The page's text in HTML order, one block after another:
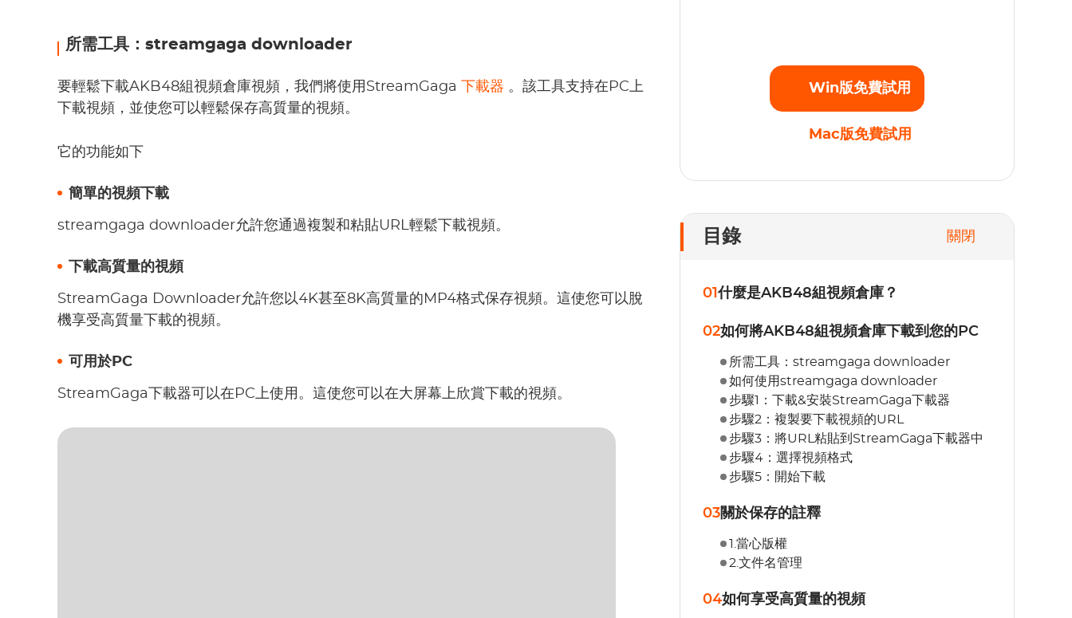
所需工具：streamgaga downloader
要輕鬆下載AKB48組視頻倉庫視頻，我們將使用StreamGaga 下載器 。該工具支持在PC上
下載視頻，並使您可以輕鬆保存高質量的視頻。
它的功能如下
簡單的視頻下載
streamgaga downloader允許您通過複製和粘貼URL輕鬆下載視頻。
下載高質量的視頻
StreamGaga Downloader允許您以4K甚至8K高質量的MP4格式保存視頻。這使您可以脫
機享受高質量下載的視頻。
可用於PC
StreamGaga下載器可以在PC上使用。這使您可以在大屏幕上欣賞下載的視頻。
Win版免費試用
Mac版免費試用
目錄 關閉
01什麼是AKB48組視頻倉庫？
02如何將AKB48組視頻倉庫下載到您的PC
所需工具：streamgaga downloader
如何使用streamgaga downloader
步驟1：下載&安裝StreamGaga下載器
步驟2：複製要下載視頻的URL
步驟3：將URL粘貼到StreamGaga下載器中
步驟4：選擇視頻格式
步驟5：開始下載
03關於保存的註釋
1.當心版權
2.文件名管理
04如何享受高質量的視頻